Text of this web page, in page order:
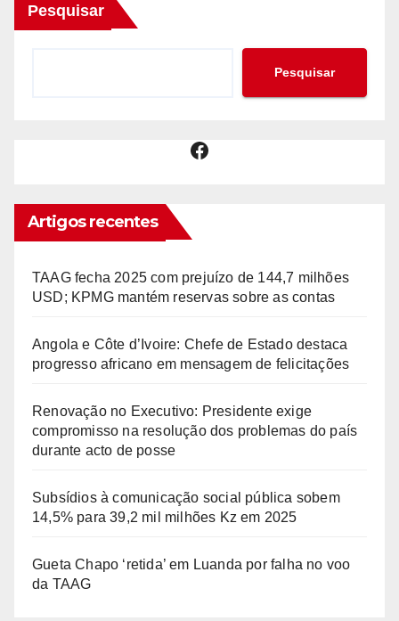
Pesquisar
Pesquisar
Facebook
Artigos recentes
TAAG fecha 2025 com prejuízo de 144,7 milhões
USD; KPMG mantém reservas sobre as contas
Angola e Côte d’Ivoire: Chefe de Estado destaca
progresso africano em mensagem de felicitações
Renovação no Executivo: Presidente exige
compromisso na resolução dos problemas do país
durante acto de posse
Subsídios à comunicação social pública sobem
14,5% para 39,2 mil milhões Kz em 2025
Gueta Chapo ‘retida’ em Luanda por falha no voo
da TAAG